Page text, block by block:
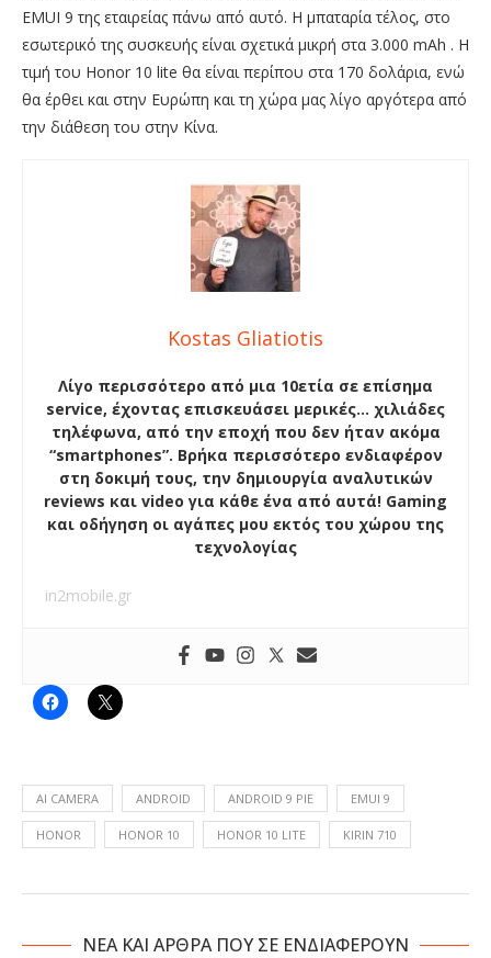
EMUI 9 της εταιρείας πάνω από αυτό. Η μπαταρία τέλος, στο
εσωτερικό της συσκευής είναι σχετικά μικρή στα 3.000 mAh . Η
τιμή του Honor 10 lite θα είναι περίπου στα 170 δολάρια, ενώ
θα έρθει και στην Ευρώπη και τη χώρα μας λίγο αργότερα από
την διάθεση του στην Κίνα.
Kostas Gliatiotis
Λίγο περισσότερο από μια 10ετία σε επίσημα
service, έχοντας επισκευάσει μερικές… χιλιάδες
τηλέφωνα, από την εποχή που δεν ήταν ακόμα
“smartphones”. Βρήκα περισσότερο ενδιαφέρον
στη δοκιμή τους, την δημιουργία αναλυτικών
reviews και video για κάθε ένα από αυτά! Gaming
και οδήγηση οι αγάπες μου εκτός του χώρου της
τεχνολογίας
in2mobile.gr
AI CAMERA ANDROID ANDROID 9 PIE EMUI 9
HONOR HONOR 10 HONOR 10 LITE KIRIN 710
NΕΑ ΚΑΙ ΑΡΘΡΑ ΠΟΥ ΣΕ ΕΝΔΙΑΦΕΡΟΥΝ